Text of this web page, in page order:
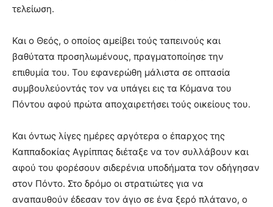
τελείωση.
Και ο Θεός, ο οποίος αμείβει τούς ταπεινούς και
βαθύτατα προσηλωμένους, πραγματοποίησε την
επιθυμία του. Του εφανερώθη μάλιστα σε οπτασία
συμβουλεύοντάς τον να υπάγει εις τα Κόμανα του
Πόντου αφού πρώτα αποχαιρετήσει τούς οικείους του.
Και όντως λίγες ημέρες αργότερα ο έπαρχος της
Καππαδοκίας Αγρίππας διέταξε να τον συλλάβουν και
αφού του φορέσουν σιδερένια υποδήματα τον οδήγησαν
στον Πόντο. Στο δρόμο οι στρατιώτες για να
αναπαυθούν έδεσαν τον άγιο σε ένα ξερό πλάτανο, ο